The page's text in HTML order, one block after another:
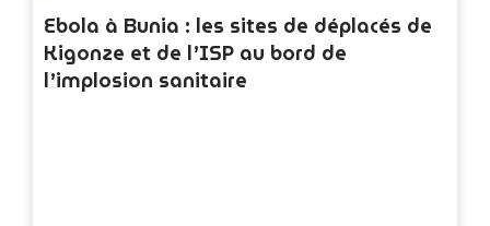
Ebola à Bunia : les sites de déplacés de
Kigonze et de l’ISP au bord de
l’implosion sanitaire